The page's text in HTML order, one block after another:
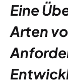
Eine
Arten